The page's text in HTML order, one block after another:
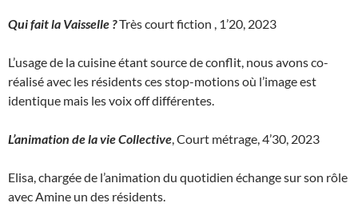
Qui fait la Vaisselle ?Très court fiction , 1’20, 2023
L’usage de la cuisine étant source de conflit, nous avons co-
réalisé avec les résidents ces stop-motions où l’image est
identique mais les voix off différentes.
L’animation de la vie Collective , Court métrage, 4’30, 2023
Elisa, chargée de l’animation du quotidien échange sur son rôle
avec Amine un des résidents.